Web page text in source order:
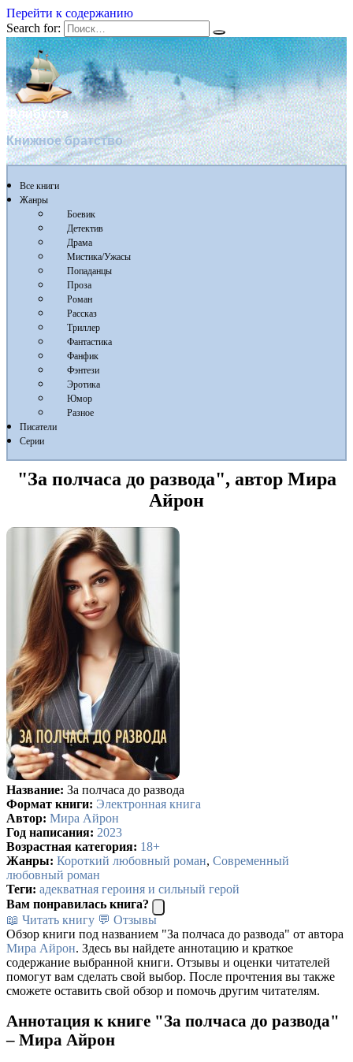
Перейти к содержанию
Search for:
Флибуста
Книжное братство
Все книги
Жанры
Боевик
Детектив
Драма
Мистика/Ужасы
Попаданцы
Проза
Роман
Рассказ
Триллер
Фантастика
Фанфик
Фэнтези
Эротика
Юмор
Разное
Писатели
Серии
"За полчаса до развода", автор Мира
Айрон
Название: За полчаса до развода
Формат книги: Электронная книга
Автор: Мира Айрон
Год написания: 2023
Возрастная категория: 18+
Жанры: Короткий любовный роман, Современный
любовный роман
Теги: адекватная героиня и сильный герой
Вам понравилась книга?
📖 Читать книгу 💬 Отзывы
Обзор книги под названием "За полчаса до развода" от автора
Мира Айрон. Здесь вы найдете аннотацию и краткое
содержание выбранной книги. Отзывы и оценки читателей
помогут вам сделать свой выбор. После прочтения вы также
сможете оставить свой обзор и помочь другим читателям.
Аннотация к книге "За полчаса до развода"
– Мира Айрон